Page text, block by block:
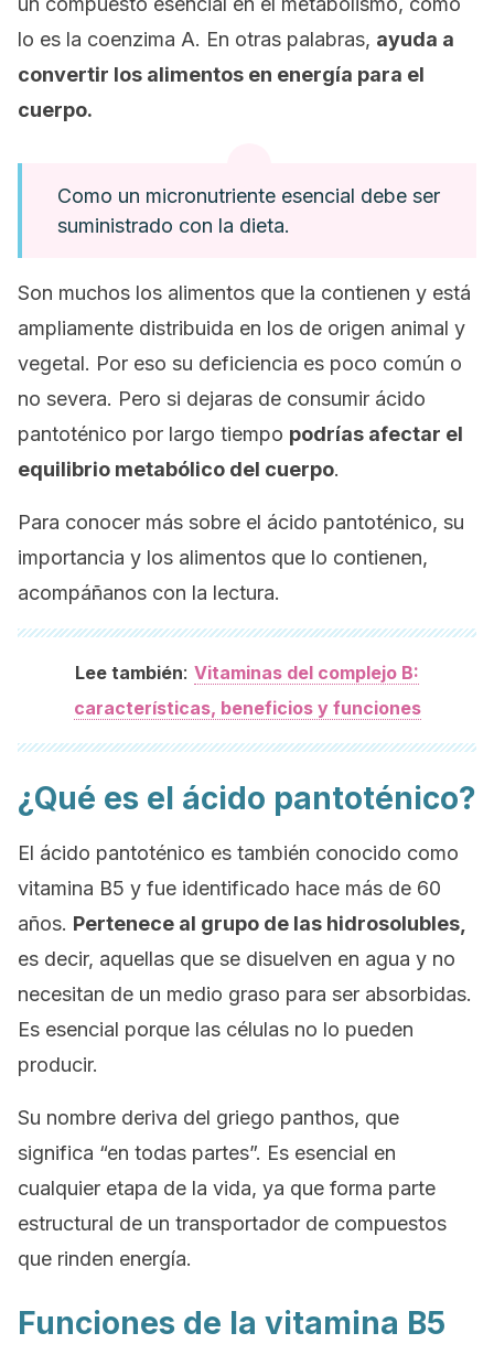
lo es la coenzima A. En otras palabras, ayuda a
convertir los alimentos en energía para el
cuerpo.
Como un micronutriente esencial debe ser
suministrado con la dieta.
Son muchos los alimentos que la contienen y está
ampliamente distribuida en los de origen animal y
vegetal. Por eso su deficiencia es poco común o
no severa. Pero si dejaras de consumir ácido
pantoténico por largo tiempo podrías afectar el
equilibrio metabólico del cuerpo.
Para conocer más sobre el ácido pantoténico, su
importancia y los alimentos que lo contienen,
acompáñanos con la lectura.
Lee también: Vitaminas del complejo B:
características, beneficios y funciones
¿Qué es el ácido pantoténico?
El ácido pantoténico es también conocido como
vitamina B5 y fue identificado hace más de 60
años. Pertenece al grupo de las hidrosolubles,
es decir, aquellas que se disuelven en agua y no
necesitan de un medio graso para ser absorbidas.
Es esencial porque las células no lo pueden
producir.
Su nombre deriva del griego panthos, que
significa “en todas partes”. Es esencial en
cualquier etapa de la vida, ya que forma parte
estructural de un transportador de compuestos
que rinden energía.
Funciones de la vitamina B5